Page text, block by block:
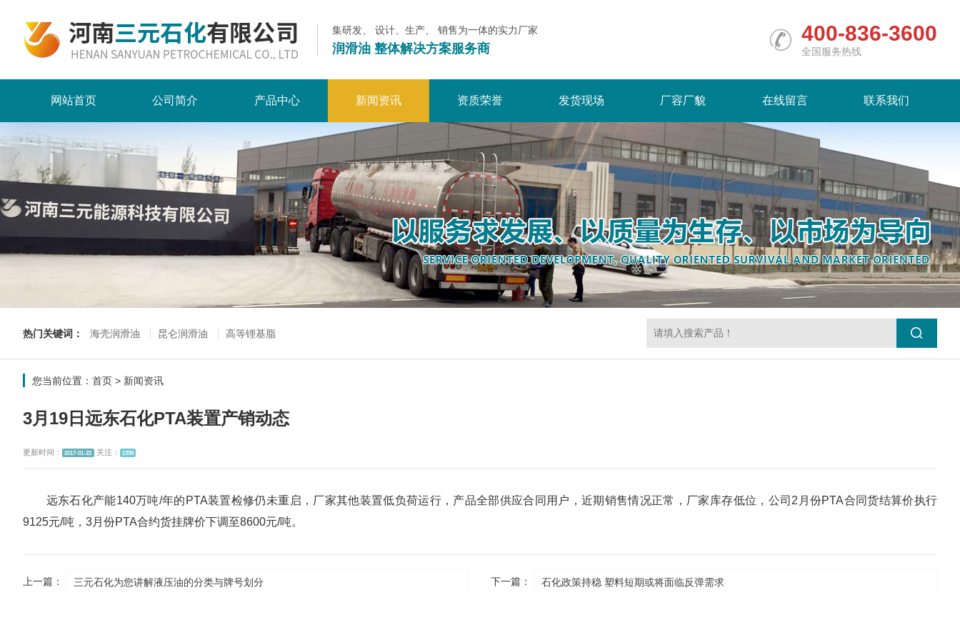
集研发、 设计、生产、 销售为一体的实力厂家
润滑油 整体解决方案服务商
400-836-3600
全国服务热线
网站首页 公司简介 产品中心 新闻资讯 资质荣誉 发货现场 厂容厂貌 在线留言 联系我们
热门关键词： 海壳润滑油 昆仑润滑油 高等锂基脂
您当前位置： 首页 > 新闻资讯
3月19日远东石化PTA装置产销动态
更新时间： 2017-01-22 关注： 1399
远东石化产能140万吨/年的PTA装置检修仍未重启，厂家其他装置低负荷运行，产品全部供应合同用户，近期销售情况正常，厂家库存低位，公司2月份PTA合同货结算价执行
9125元/吨，3月份PTA合约货挂牌价下调至8600元/吨。
上一篇： 三元石化为您讲解液压油的分类与牌号划分 下一篇： 石化政策持稳 塑料短期或将面临反弹需求